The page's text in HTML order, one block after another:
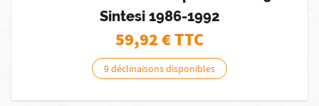
Sintesi 1986-1992
59,92€ TTC
9 déclinaisons disponibles